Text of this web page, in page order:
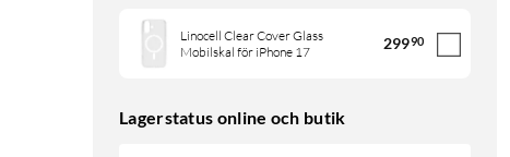
Linocell Clear Cover Glass
Mobilskal för iPhone 17
29990
Lagerstatus online och butik